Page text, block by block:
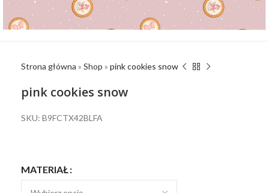
Strona główna » Shop » pink cookies snow
pink cookies snow
SKU: B9FCTX42BLFA
MATERIAŁ